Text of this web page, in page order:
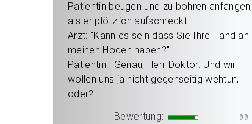
Patientin beugen und zu bohren anfangen,
als er plötzlich aufschreckt.
Arzt: "Kann es sein dass Sie Ihre Hand an
meinen Hoden haben?"
Patientin: "Genau, Herr Doktor. Und wir
wollen uns ja nicht gegenseitig wehtun,
oder?"
Bewertung: